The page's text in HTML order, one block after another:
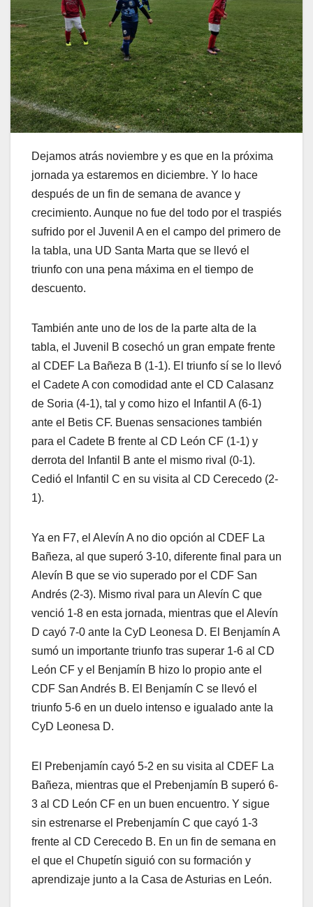
Dejamos atrás noviembre y es que en la próxima
jornada ya estaremos en diciembre. Y lo hace
después de un fin de semana de avance y
crecimiento. Aunque no fue del todo por el traspiés
sufrido por el Juvenil A en el campo del primero de
la tabla, una UD Santa Marta que se llevó el
triunfo con una pena máxima en el tiempo de
descuento.
También ante uno de los de la parte alta de la
tabla, el Juvenil B cosechó un gran empate frente
al CDEF La Bañeza B (1-1). El triunfo sí se lo llevó
el Cadete A con comodidad ante el CD Calasanz
de Soria (4-1), tal y como hizo el Infantil A (6-1)
ante el Betis CF. Buenas sensaciones también
para el Cadete B frente al CD León CF (1-1) y
derrota del Infantil B ante el mismo rival (0-1).
Cedió el Infantil C en su visita al CD Cerecedo (2-
1).
Ya en F7, el Alevín A no dio opción al CDEF La
Bañeza, al que superó 3-10, diferente final para un
Alevín B que se vio superado por el CDF San
Andrés (2-3). Mismo rival para un Alevín C que
venció 1-8 en esta jornada, mientras que el Alevín
D cayó 7-0 ante la CyD Leonesa D. El Benjamín A
sumó un importante triunfo tras superar 1-6 al CD
León CF y el Benjamín B hizo lo propio ante el
CDF San Andrés B. El Benjamín C se llevó el
triunfo 5-6 en un duelo intenso e igualado ante la
CyD Leonesa D.
El Prebenjamín cayó 5-2 en su visita al CDEF La
Bañeza, mientras que el Prebenjamín B superó 6-
3 al CD León CF en un buen encuentro. Y sigue
sin estrenarse el Prebenjamín C que cayó 1-3
frente al CD Cerecedo B. En un fin de semana en
el que el Chupetín siguió con su formación y
aprendizaje junto a la Casa de Asturias en León.